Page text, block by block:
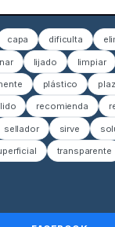
capa dificulta
lijado limpiar
plástico
recomienda
sellador sirve
transparente